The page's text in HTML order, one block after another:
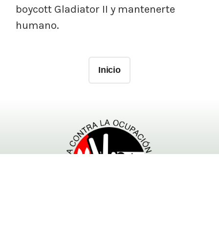
boycott Gladiator II y mantenerte
humano.
Inicio